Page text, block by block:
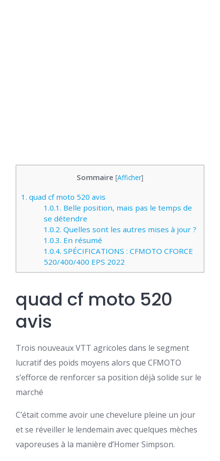
Sommaire [Afficher]
1. quad cf moto 520 avis
1.0.1. Belle position, mais pas le temps de
se détendre
1.0.2. Quelles sont les autres mises à jour ?
1.0.3. En résumé
1.0.4. SPÉCIFICATIONS : CFMOTO CFORCE
520/400/400 EPS 2022
quad cf moto 520
avis
Trois nouveaux VTT agricoles dans le segment
lucratif des poids moyens alors que CFMOTO
s’efforce de renforcer sa position déjà solide sur le
marché
C’était comme avoir une chevelure pleine un jour
et se réveiller le lendemain avec quelques mèches
vaporeuses à la manière d’Homer Simpson.